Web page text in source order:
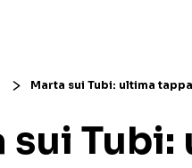
Marta sui Tubi: ultima
sui